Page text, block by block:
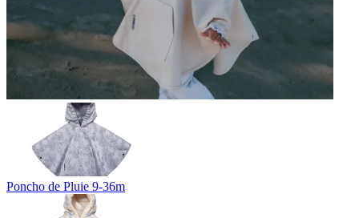
Poncho de Pluie 9-36m